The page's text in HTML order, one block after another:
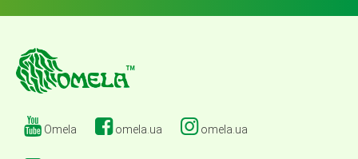
Omela omela.ua omela.ua